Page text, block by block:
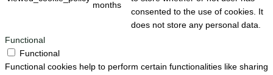
months
consented to the use of cookies. It
does not store any personal data.
Functional
Functional
Functional cookies help to perform certain functionalities like sharing